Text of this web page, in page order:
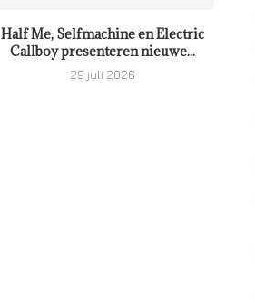
Half Me, Selfmachine en Electric
Callboy presenteren nieuwe...
29 juli 2026